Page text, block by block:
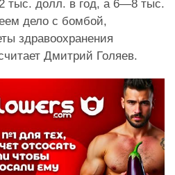
тыс. долл. в год, а 6—8 тыс.
дело с бомбой,
здравоохранения
Дмитрий Голяев.